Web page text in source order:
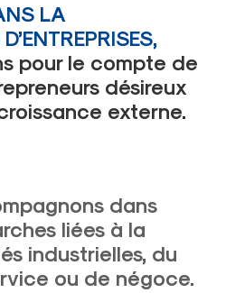
LA
,
pour le compte de
désireux
externe.
dans
liées à la
industrielles, du
ou de négoce.